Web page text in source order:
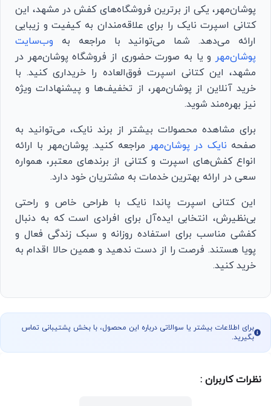
پوشان‌مهر، یکی از برترین فروشگاه‌های کفش در مشهد، این
کتانی اسپرت نایک را برای علاقه‌مندان به کیفیت و زیبایی
ارائه می‌دهد. شما می‌توانید با مراجعه به وب‌سایت
پوشان‌مهر و یا به صورت حضوری از فروشگاه پوشان‌مهر در
مشهد، این کتانی اسپرت فوق‌العاده را خریداری کنید. با
خرید آنلاین از پوشان‌مهر، از تخفیف‌ها و پیشنهادات ویژه
نیز بهره‌مند شوید.
برای مشاهده محصولات بیشتر از برند نایک، می‌توانید به
صفحه نایک در پوشان‌مهر مراجعه کنید. پوشان‌مهر با ارائه
انواع کفش‌های اسپرت و کتانی از برندهای معتبر، همواره
سعی در ارائه بهترین خدمات به مشتریان خود دارد.
این کتانی اسپرت پاندا نایک با طراحی خاص و راحتی
بی‌نظیرش، انتخابی ایده‌آل برای افرادی است که به دنبال
کفشی مناسب برای استفاده روزانه و سبک زندگی فعال و
پویا هستند. فرصت را از دست ندهید و همین حالا اقدام به
خرید کنید.
برای اطلاعات بیشتر یا سوالاتی درباره این محصول، با بخش پشتیبانی تماس
بگیرید.
نظرات کاربران :